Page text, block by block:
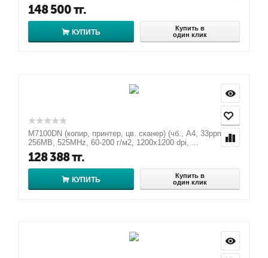
148 500тг.
КУПИТЬ
Купить в
один клик
M7100DN (копир, принтер, цв. сканер) (чб., A4, 33ppm,
256MB, 525MHz, 60-200 г/м2, 1200x1200 dpi, ...
128 388тг.
КУПИТЬ
Купить в
один клик